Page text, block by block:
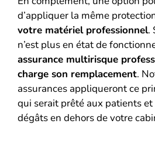
d’appliquer la même
votre matériel professionnel.
n’est plus en état de
assurance multirisque
charge son remplacement.
assurances appliqueront ce
qui serait prêté aux patients et
dégâts en dehors de votre